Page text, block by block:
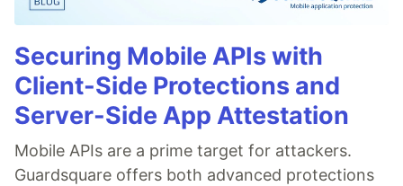
Securing Mobile APIs with
Client-Side Protections and
Server-Side App Attestation
Mobile APIs are a prime target for attackers.
Guardsquare offers both advanced protections